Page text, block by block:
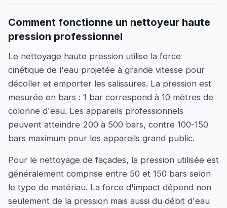
Comment fonctionne un nettoyeur haute
pression professionnel
Le nettoyage haute pression utilise la force
cinétique de l'eau projetée à grande vitesse pour
décoller et emporter les salissures. La pression est
mesurée en bars : 1 bar correspond à 10 mètres de
colonne d'eau. Les appareils professionnels
peuvent atteindre 200 à 500 bars, contre 100-150
bars maximum pour les appareils grand public.
Pour le nettoyage de façades, la pression utilisée est
généralement comprise entre 50 et 150 bars selon
le type de matériau. La force d'impact dépend non
seulement de la pression mais aussi du débit d'eau